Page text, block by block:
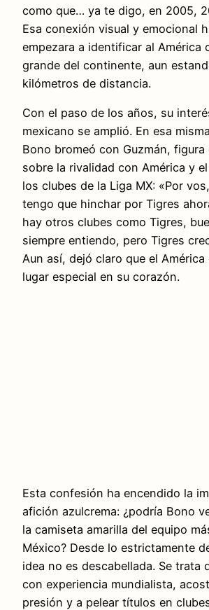
como que… ya te digo, en 2005,
Esa conexión visual y emocional
empezara a identificar al América
grande del continente, aun
kilómetros de distancia.
Con el paso de los años, su
mexicano se amplió. En esa
Bono bromeó con Guzmán, figura
sobre la rivalidad con América y
los clubes de la Liga MX: «Por
tengo que hinchar por Tigres
hay otros clubes como Tigres,
siempre entiendo, pero Tigres
Aun así, dejó claro que el América
lugar especial en su corazón.
Esta confesión ha encendido la
afición azulcrema: ¿podría Bono
la camiseta amarilla del equipo
México? Desde lo estrictamente
idea no es descabellada. Se trata
con experiencia mundialista,
presión y a pelear títulos en